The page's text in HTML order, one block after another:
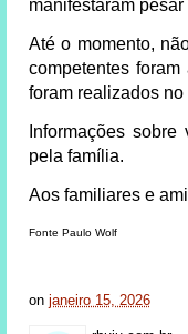
manifestaram
Até o momento,
competentes
foram realizados
Informações
pela família.
Aos familiares e
Fonte Paulo Wolf
on janeiro 15, 2026